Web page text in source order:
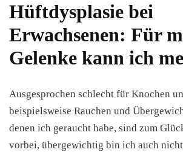
Hüftdysplasie bei
Erwachsenen: Für
Gelenke kann ich
Ausgesprochen schlecht für Knochen
beispielsweise Rauchen und
denen ich geraucht habe, sind zum
vorbei, übergewichtig bin ich auch